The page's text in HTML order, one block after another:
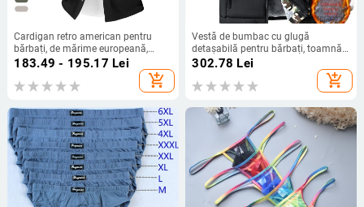
Cardigan retro american pentru
bărbați, de mărime europeană,
transfrontalieră, plus mărime mare,
de vară, la modă grasă, pentru
adolescenți
183.49 - 195.17 Lei
add_shopping_cart
Vestă de bumbac cu glugă
detașabilă pentru bărbați, toamnă
și iarnă, cu puf, vestă de sport din
bumbac, catifea de miel, vestă,
jachetă de protecție la frig,
302.78 Lei
add_shopping_cart